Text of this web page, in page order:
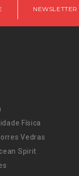
NEWSLETTER
Física
Vedras
Spirit